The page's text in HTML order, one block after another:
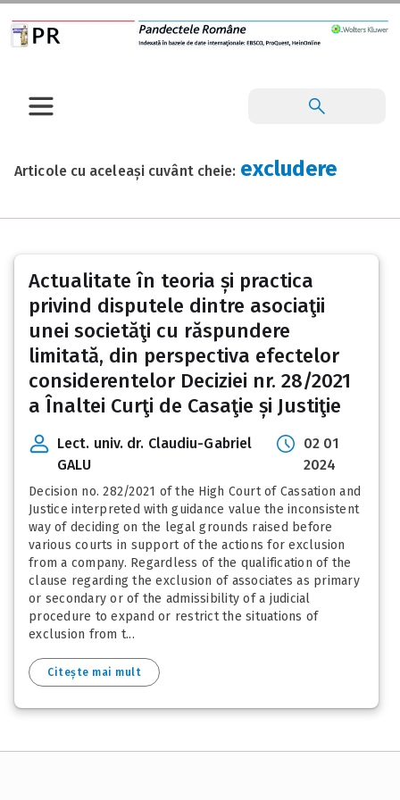
Articole cu aceleași cuvânt cheie: excludere
Actualitate în teoria și practica
privind disputele dintre asociaţii
unei societăţi cu răspundere
limitată, din perspectiva efectelor
considerentelor Deciziei nr. 28/2021
a Înaltei Curţi de Casaţie și Justiţie
Lect. univ. dr. Claudiu-Gabriel
GALU
02 01
2024
Decision no. 282/2021 of the High Court of Cassation and
Justice interpreted with guidance value the inconsistent
way of deciding on the legal grounds raised before
various courts in support of the actions for exclusion
from a company. Regardless of the qualification of the
clause regarding the exclusion of associates as primary
or secondary or of the admissibility of a judicial
procedure to expand or restrict the situations of
exclusion from t...
Citește mai mult